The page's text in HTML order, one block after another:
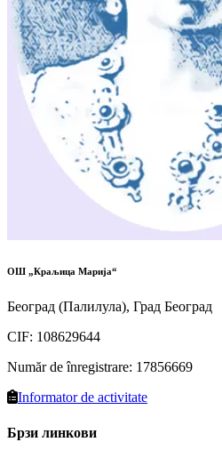
ОШ „Краљица Марија“
Београд (Палилула), Град Београд
CIF: 108629644
Număr de înregistrare: 17856669
Informator de activitate
Брзи линкови